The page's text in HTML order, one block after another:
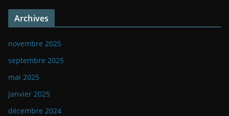
Archives
novembre 2025
septembre 2025
mai 2025
janvier 2025
décembre 2024